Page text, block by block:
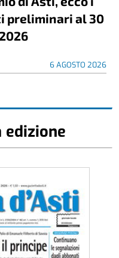
preliminari al 30
6 AGOSTO 2026